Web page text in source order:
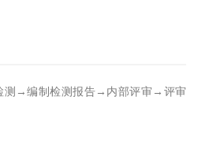
测→编制检测报告→内部评审→评审